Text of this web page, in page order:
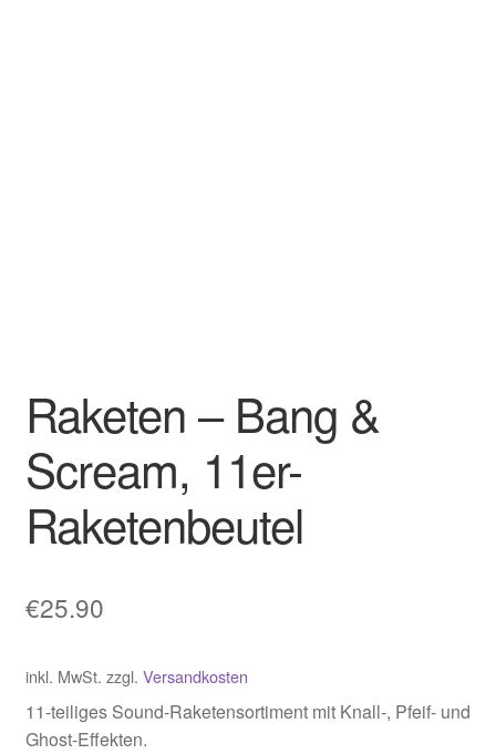
Raketen – Bang &
Scream, 11er-
Raketenbeutel
€25.90
inkl. MwSt. zzgl. Versandkosten
11-teiliges Sound-Raketensortiment mit Knall-, Pfeif- und
Ghost-Effekten.